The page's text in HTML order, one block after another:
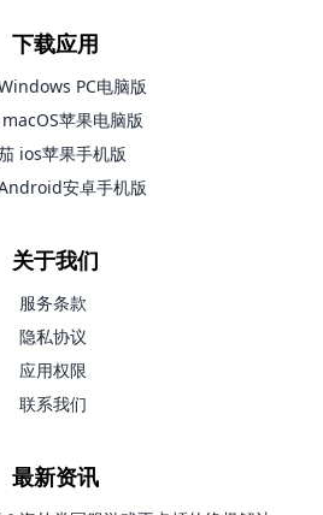
下载应用
PC电脑版
苹果电脑版
ios苹果手机版
安卓手机版
关于我们
服务条款
隐私协议
应用权限
联系我们
最新资讯